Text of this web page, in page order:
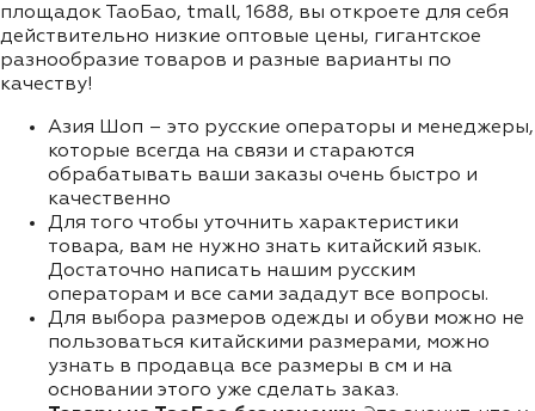
площадок ТаоБао, tmall, 1688, вы откроете для себя
действительно низкие оптовые цены, гигантское
разнообразие товаров и разные варианты по
качеству!
Азия Шоп – это русские операторы и менеджеры,
которые всегда на связи и стараются
обрабатывать ваши заказы очень быстро и
качественно
Для того чтобы уточнить характеристики
товара, вам не нужно знать китайский язык.
Достаточно написать нашим русским
операторам и все сами зададут все вопросы.
Для выбора размеров одежды и обуви можно не
пользоваться китайскими размерами, можно
узнать в продавца все размеры в см и на
основании этого уже сделать заказ.